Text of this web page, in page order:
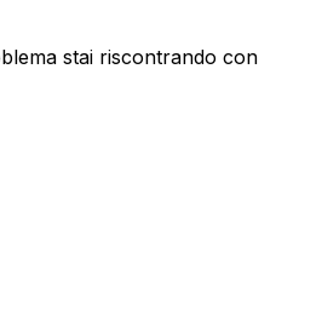
stai riscontrando con